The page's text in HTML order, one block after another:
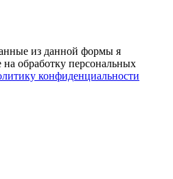
из данной формы я
обработку персональных
конфиденциальности